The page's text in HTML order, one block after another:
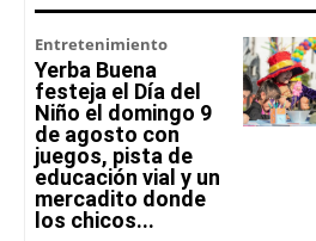
Entretenimiento
Yerba Buena
festeja el Día del
Niño el domingo 9
de agosto con
juegos, pista de
educación vial y un
mercadito donde
los chicos...